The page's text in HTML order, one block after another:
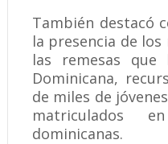
También destacó
la presencia de
las remesas que
Dominicana,
de miles de
matriculados
dominicanas.